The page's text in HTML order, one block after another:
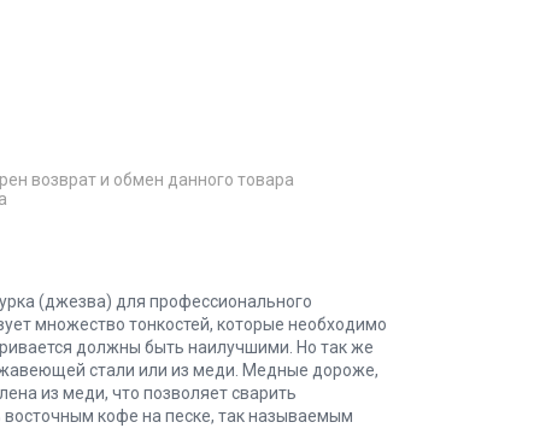
возврат и обмен данного товара
(джезва) для профессионального
множество тонкостей, которые необходимо
должны быть наилучшими. Но так же
стали или из меди. Медные дороже,
из меди, что позволяет сварить
кофе на песке, так называемым